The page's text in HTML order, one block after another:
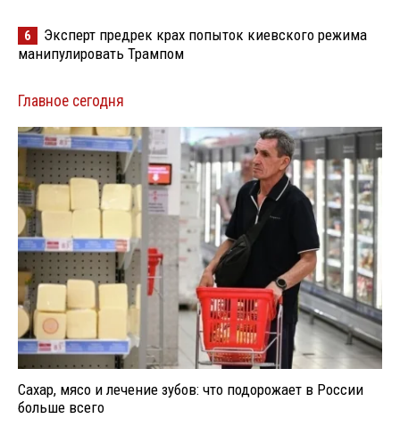
6
Эксперт предрек крах попыток киевского режима
манипулировать Трампом
Главное сегодня
Сахар, мясо и лечение зубов: что подорожает в России
больше всего